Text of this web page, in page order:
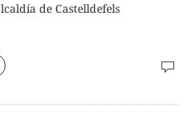
de Castelldefels